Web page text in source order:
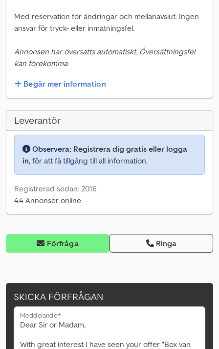
Med reservation för ändringar och mellanavslut. Ingen
ansvar för tryck- eller inmatningsfel.
Annonsen har översatts automatiskt. Översättningsfel
kan förekomma.
Begär mer information
Leverantör
Observera: Registrera dig gratis eller logga
in, för att få tillgång till all information.
Registrerad sedan: 2016
44 Annonser online
Förfråga Ringa
SKICKA FÖRFRÅGAN
Meddelande*